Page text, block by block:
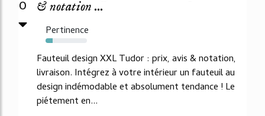
0
& notation ...
Pertinence
17%
Fauteuil design XXL Tudor : prix, avis & notation,
livraison. Intégrez à votre intérieur un fauteuil au
design indémodable et absolument tendance ! Le
piétement en...